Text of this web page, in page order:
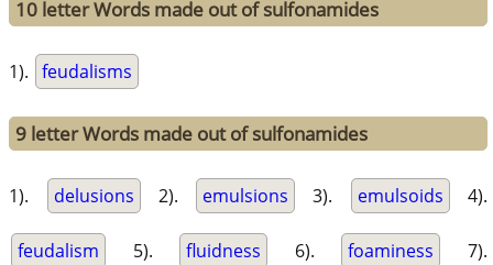
10 letter Words made out of sulfonamides
1). feudalisms
9 letter Words made out of sulfonamides
1). delusions 2). emulsions 3). emulsoids 4).
feudalism 5). fluidness 6). foaminess 7).